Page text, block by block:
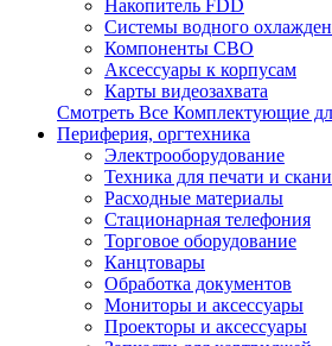
Накопитель FDD
Системы водного
Компоненты СВО
Аксессуары к корпусам
Карты видеозахвата
Смотреть Все Комплектующие
Периферия, оргтехника
Электрооборудование
Техника для печати и
Расходные материалы
Стационарная телефония
Торговое оборудование
Канцтовары
Обработка документов
Мониторы и аксессуары
Проекторы и аксессуары